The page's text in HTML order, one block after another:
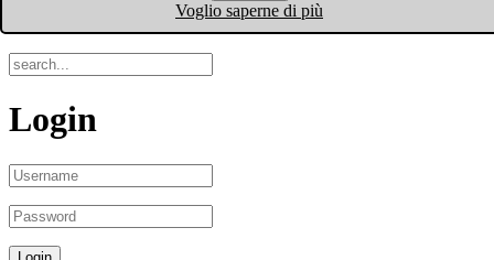
Voglio saperne di più
Login